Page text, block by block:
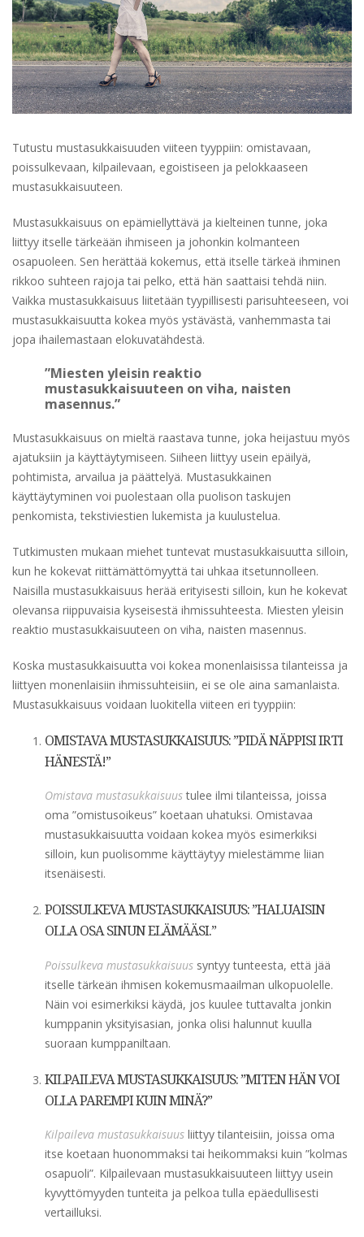
Tutustu mustasukkaisuuden viiteen tyyppiin: omistavaan,
poissulkevaan, kilpailevaan, egoistiseen ja pelokkaaseen
mustasukkaisuuteen.
Mustasukkaisuus on epämiellyttävä ja kielteinen tunne, joka
liittyy itselle tärkeään ihmiseen ja johonkin kolmanteen
osapuoleen. Sen herättää kokemus, että itselle tärkeä ihminen
rikkoo suhteen rajoja tai pelko, että hän saattaisi tehdä niin.
Vaikka mustasukkaisuus liitetään tyypillisesti parisuhteeseen, voi
mustasukkaisuutta kokea myös ystävästä, vanhemmasta tai
jopa ihailemastaan elokuvatähdestä.
”Miesten yleisin reaktio
mustasukkaisuuteen on viha, naisten
masennus.”
Mustasukkaisuus on mieltä raastava tunne, joka heijastuu myös
ajatuksiin ja käyttäytymiseen. Siiheen liittyy usein epäilyä,
pohtimista, arvailua ja päättelyä. Mustasukkainen
käyttäytyminen voi puolestaan olla puolison taskujen
penkomista, tekstiviestien lukemista ja kuulustelua.
Tutkimusten mukaan miehet tuntevat mustasukkaisuutta silloin,
kun he kokevat riittämättömyyttä tai uhkaa itsetunnolleen.
Naisilla mustasukkaisuus herää erityisesti silloin, kun he kokevat
olevansa riippuvaisia kyseisestä ihmissuhteesta. Miesten yleisin
reaktio mustasukkaisuuteen on viha, naisten masennus.
Koska mustasukkaisuutta voi kokea monenlaisissa tilanteissa ja
liittyen monenlaisiin ihmissuhteisiin, ei se ole aina samanlaista.
Mustasukkaisuus voidaan luokitella viiteen eri tyyppiin:
OMISTAVA MUSTASUKKAISUUS: ”PIDÄ NÄPPISI IRTI
HÄNESTÄ!”
Omistava mustasukkaisuustulee ilmi tilanteissa, joissa
oma ”omistusoikeus” koetaan uhatuksi. Omistavaa
mustasukkaisuutta voidaan kokea myös esimerkiksi
silloin, kun puolisomme käyttäytyy mielestämme liian
itsenäisesti.
POISSULKEVA MUSTASUKKAISUUS: ”HALUAISIN
OLLA OSA SINUN ELÄMÄÄSI.”
Poissulkeva mustasukkaisuus syntyy tunteesta, että jää
itselle tärkeän ihmisen kokemusmaailman ulkopuolelle.
Näin voi esimerkiksi käydä, jos kuulee tuttavalta jonkin
kumppanin yksityisasian, jonka olisi halunnut kuulla
suoraan kumppaniltaan.
KILPAILEVA MUSTASUKKAISUUS: ”MITEN HÄN VOI
OLLA PAREMPI KUIN MINÄ?”
Kilpaileva mustasukkaisuus liittyy tilanteisiin, joissa oma
itse koetaan huonommaksi tai heikommaksi kuin ”kolmas
osapuoli”. Kilpailevaan mustasukkaisuuteen liittyy usein
kyvyttömyyden tunteita ja pelkoa tulla epäedullisesti
vertailluksi.